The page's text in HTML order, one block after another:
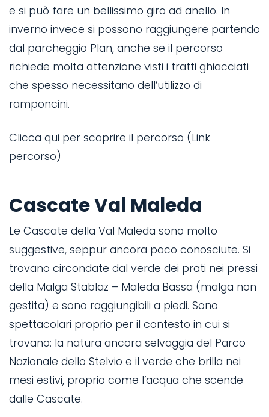
e si può fare un bellissimo giro ad anello. In
inverno invece si possono raggiungere partendo
dal parcheggio Plan, anche se il percorso
richiede molta attenzione visti i tratti ghiacciati
che spesso necessitano dell’utilizzo di
ramponcini.
Clicca qui per scoprire il percorso (Link
percorso)
Cascate Val Maleda
Le Cascate della Val Maleda sono molto
suggestive, seppur ancora poco conosciute. Si
trovano circondate dal verde dei prati nei pressi
della Malga Stablaz – Maleda Bassa (malga non
gestita) e sono raggiungibili a piedi. Sono
spettacolari proprio per il contesto in cui si
trovano: la natura ancora selvaggia del Parco
Nazionale dello Stelvio e il verde che brilla nei
mesi estivi, proprio come l’acqua che scende
dalle Cascate.